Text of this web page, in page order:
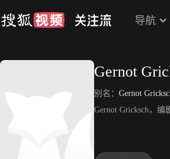
导航
Gernot
别名： Gernot
Gernot Gricksch，